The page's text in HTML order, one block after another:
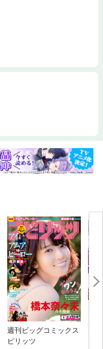
トバンクグループ専務
プ半導体関税のターゲ
ンプ関税の逆風下でも
が狙う“半導体供給網
「非AI」半導体の苦境
権か？ 巨額支援のキー
の半導体AI「10兆円支
後任の半導体議連会長が
舞いの根拠 山際大志郎
陰の主役は日本企業Inter
秘密とは？ AI半導体供
嶋壽信●ナミックス社
した“節約戦法”の秘密
現場のスペシャリストが
Close-Up】インフロ
閥系名門に引導を渡した
する裏事情 “交渉決裂”か
字は語る」7653億ドル中
点）長井滋人「WSJ発」
トランプ氏の会員制ク
日銀の利上げ再開は「10
／金融・経済ウォッチャ
り」要因唐鎌大輔／みず
コラム】菅 義偉／官邸の
不朽（堤 義明）深堀圭一
医見番週末読書後藤謙次
週刊ビッグコミックス
ピリッツ